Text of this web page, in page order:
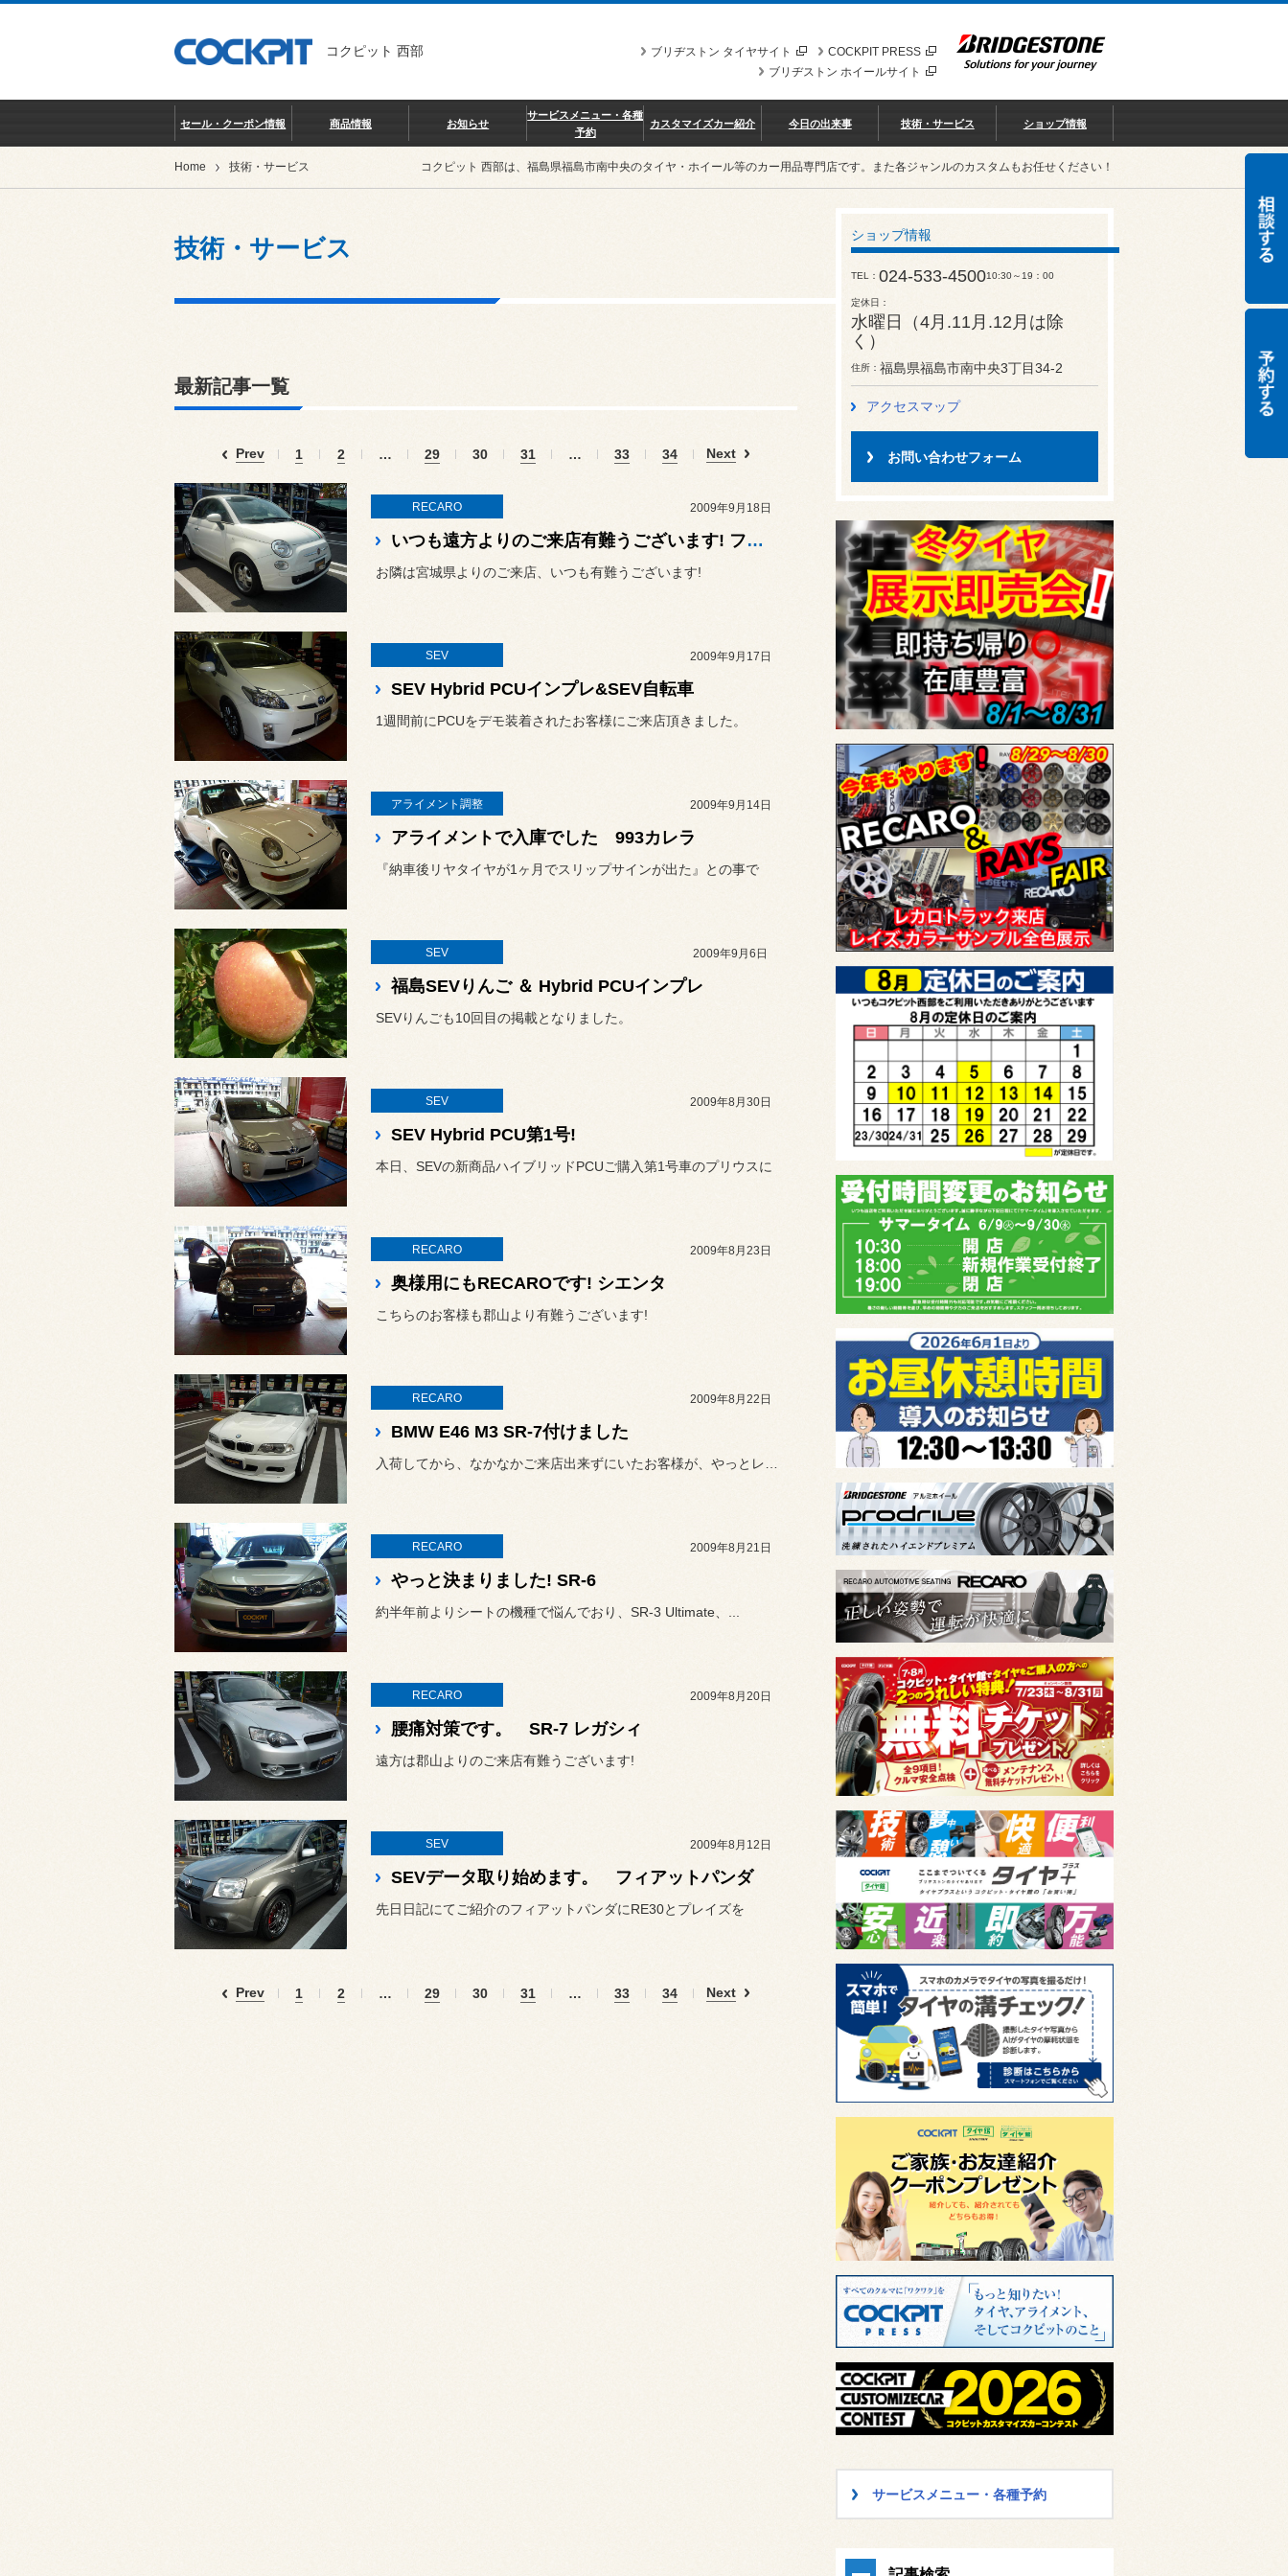
コクピット 西部 COCKPIT PRESS
ブリヂストン タイヤサイト
ブリヂストン ホイールサイト
セール・クーポン情報 商品情報 お知らせ
サービスメニュー・各種
予約
カスタマイズカー紹介 今日の出来事 技術・サービス ショップ情報
Home 技術・サービス コクピット 西部は、福島県福島市南中央のタイヤ・ホイール等のカー用品専門店です。また各ジャンルのカスタムもお任せください！
技術・サービス
最新記事一覧
Prev 1 2 … 29 30 31 … 33 34 Next
RECARO 2009年9月18日
いつも遠方よりのご来店有難うございます! フィアット500 SR-6編
お隣は宮城県よりのご来店、いつも有難うございます!
SEV 2009年9月17日
SEV Hybrid PCUインプレ&SEV自転車
1週間前にPCUをデモ装着されたお客様にご来店頂きました。
アライメント調整 2009年9月14日
アライメントで入庫でした 993カレラ
『納車後リヤタイヤが1ヶ月でスリップサインが出た』との事で
SEV 2009年9月6日
福島SEVりんご ＆ Hybrid PCUインプレ
SEVりんごも10回目の掲載となりました。
SEV 2009年8月30日
SEV Hybrid PCU第1号!
本日、SEVの新商品ハイブリッドPCUご購入第1号車のプリウスに
RECARO 2009年8月23日
奥様用にもRECAROです! シエンタ
こちらのお客様も郡山より有難うございます!
RECARO 2009年8月22日
BMW E46 M3 SR-7付けました
RECARO 2009年8月21日
やっと決まりました! SR-6
約半年前よりシートの機種で悩んでおり、SR-3 Ultimate、...
RECARO 2009年8月20日
腰痛対策です。 SR-7 レガシィ
遠方は郡山よりのご来店有難うございます!
SEV 2009年8月12日
SEVデータ取り始めます。 フィアットパンダ
先日日記にてご紹介のフィアットパンダにRE30とプレイズを
Prev 1 2 … 29 30 31 … 33 34 Next
ショップ情報
TEL 024-533-450010:30～19：00
定休日
水曜日（4月.11月.12月は除
く）
住所 福島県福島市南中央3丁目34-2
アクセスマップ
お問い合わせフォーム
サービスメニュー・各種予約